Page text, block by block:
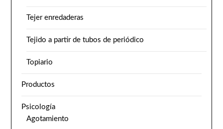
Tejer enredaderas
Tejido a partir de tubos de periódico
Topiario
Productos
Psicología
Agotamiento